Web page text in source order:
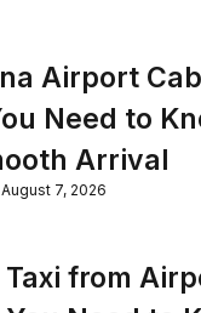
Airport
Need to
Arrival
August 7, 2026
from